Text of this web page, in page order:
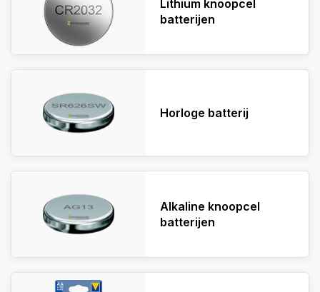
Lithium knoopcel
batterijen
Horloge batterij
Alkaline knoopcel
batterijen